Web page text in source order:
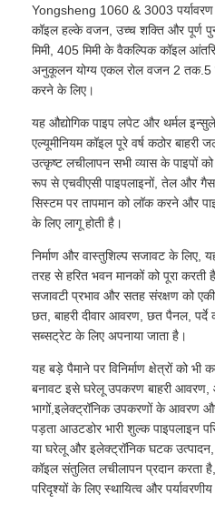
Yongsheng 1060 & 3003
कॉइल हल्के वजन, उच्च शक्ति और पूर्ण
मिमी, 405 मिमी के वैकल्पिक कॉइल
अनुकूलन योग्य एकल रोल वजन 2 तक.5
करने के लिए।
यह औद्योगिक पाइप लपेट और थर्मल
एल्यूमीनियम कॉइल पूरे वर्ष कठोर बाहरी
उत्कृष्ट लचीलापन सभी व्यास के पाइपों
रूप से एचवीएसी पाइपलाइनों, तेल और
सिस्टम पर तापमान को लॉक करने और
के लिए लागू होती है।
निर्माण और वास्तुशिल्प सजावट के लिए,
तरह से हरित भवन मानकों को पूरा करती
सजावटी प्रभाव और सतह संरक्षण को
छत, बाहरी दीवार आवरण, छत पैनल, पर्दे
सब्सट्रेट के लिए अपनाया जाता है।
यह बड़े पैमाने पर विनिर्माण क्षेत्रों को
बनावट इसे घरेलू उपकरण बाहरी आवरण,
भागों,इलेक्ट्रॉनिक उपकरणों के आवरण
पड़ता आउटडोर भारी शुल्क पाइपलाइन
या घरेलू और इलेक्ट्रॉनिक घटक उत्पादन,
कॉइल संतुलित लचीलापन प्रदान करता
परिदृश्यों के लिए स्थायित्व और पर्यावरणीय